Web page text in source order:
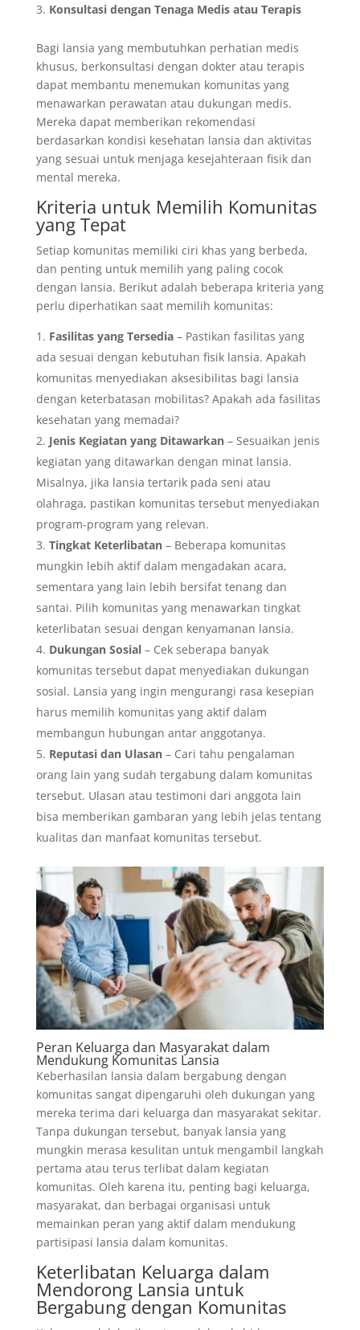
Konsultasi dengan Tenaga Medis atau Terapis
Bagi lansia yang membutuhkan perhatian medis
khusus, berkonsultasi dengan dokter atau terapis
dapat membantu menemukan komunitas yang
menawarkan perawatan atau dukungan medis.
Mereka dapat memberikan rekomendasi
berdasarkan kondisi kesehatan lansia dan aktivitas
yang sesuai untuk menjaga kesejahteraan fisik dan
mental mereka.
Kriteria untuk Memilih Komunitas
yang Tepat
Setiap komunitas memiliki ciri khas yang berbeda,
dan penting untuk memilih yang paling cocok
dengan lansia. Berikut adalah beberapa kriteria yang
perlu diperhatikan saat memilih komunitas:
Fasilitas yang Tersedia– Pastikan fasilitas yang
ada sesuai dengan kebutuhan fisik lansia. Apakah
komunitas menyediakan aksesibilitas bagi lansia
dengan keterbatasan mobilitas? Apakah ada fasilitas
kesehatan yang memadai?
Jenis Kegiatan yang Ditawarkan– Sesuaikan jenis
kegiatan yang ditawarkan dengan minat lansia.
Misalnya, jika lansia tertarik pada seni atau
olahraga, pastikan komunitas tersebut menyediakan
program-program yang relevan.
Tingkat Keterlibatan– Beberapa komunitas
mungkin lebih aktif dalam mengadakan acara,
sementara yang lain lebih bersifat tenang dan
santai. Pilih komunitas yang menawarkan tingkat
keterlibatan sesuai dengan kenyamanan lansia.
Dukungan Sosial– Cek seberapa banyak
komunitas tersebut dapat menyediakan dukungan
sosial. Lansia yang ingin mengurangi rasa kesepian
harus memilih komunitas yang aktif dalam
membangun hubungan antar anggotanya.
Reputasi dan Ulasan– Cari tahu pengalaman
orang lain yang sudah tergabung dalam komunitas
tersebut. Ulasan atau testimoni dari anggota lain
bisa memberikan gambaran yang lebih jelas tentang
kualitas dan manfaat komunitas tersebut.
Peran Keluarga dan Masyarakat dalam
Mendukung Komunitas Lansia
Keberhasilan lansia dalam bergabung dengan
komunitas sangat dipengaruhi oleh dukungan yang
mereka terima dari keluarga dan masyarakat sekitar.
Tanpa dukungan tersebut, banyak lansia yang
mungkin merasa kesulitan untuk mengambil langkah
pertama atau terus terlibat dalam kegiatan
komunitas. Oleh karena itu, penting bagi keluarga,
masyarakat, dan berbagai organisasi untuk
memainkan peran yang aktif dalam mendukung
partisipasi lansia dalam komunitas.
Keterlibatan Keluarga dalam
Mendorong Lansia untuk
Bergabung dengan Komunitas